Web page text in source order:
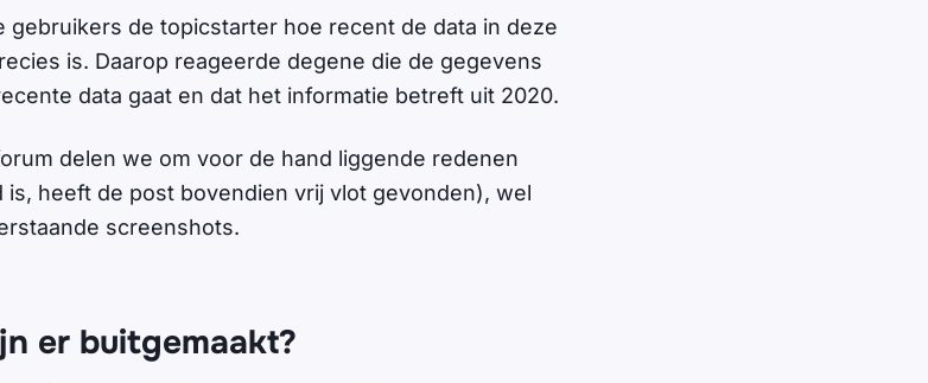
gebruikers de topicstarter hoe recent de data in deze
is. Daarop reageerde degene die de gegevens
data gaat en dat het informatie betreft uit 2020.
delen we om voor de hand liggende redenen
heeft de post bovendien vrij vlot gevonden), wel
screenshots.
er buitgemaakt?